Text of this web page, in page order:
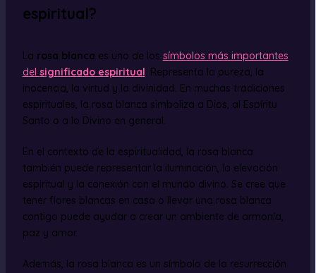
espiritual?
La rosa blanca es uno de los símbolos más importantes
del significado espiritual . Representa la pureza, la
inocencia, la virtud y la divinidad. En muchas tradiciones
espirituales, la rosa blanca simboliza a Dios, al Espíritu
Santo o a lo Divino en general.
En el contexto de la espiritualidad, la rosa blanca
también puede representar la iluminación, la elevación
espiritual y la conexión con el mundo divino. Se cree que
tener flores blancas en casa o llevar una rosa blanca
contigo puede ayudar a crear un ambiente de armonía,
paz y amor.
Además, la rosa blanca es un símbolo de la resurrección